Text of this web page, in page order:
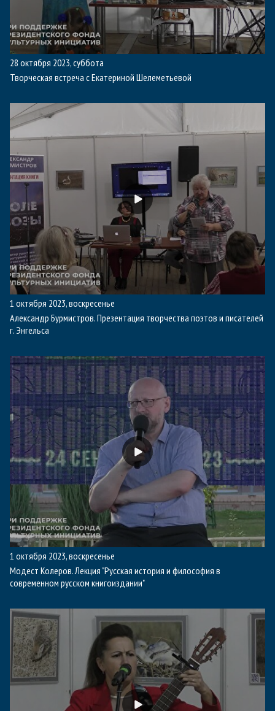
28 октября 2023, суббота
Творческая встреча с Екатериной Шелеметьевой
1 октября 2023, воскресенье
Александр Бурмистров. Презентация творчества поэтов и писателей
г. Энгельса
1 октября 2023, воскресенье
Модест Колеров. Лекция "Русская история и философия в
современном русском книгоиздании"